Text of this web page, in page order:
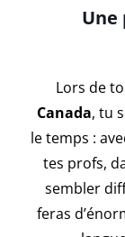
Une
Lors de
Canada, tu
le temps :
tes profs,
sembler
feras